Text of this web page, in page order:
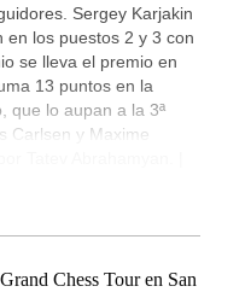
Sergey Karjakin
en los puestos 2 y 3 con
se lleva el premio en
13 puntos en la
que lo aupan a la 3ª
Carlsen y Maxime
Grand Chess Tour en San